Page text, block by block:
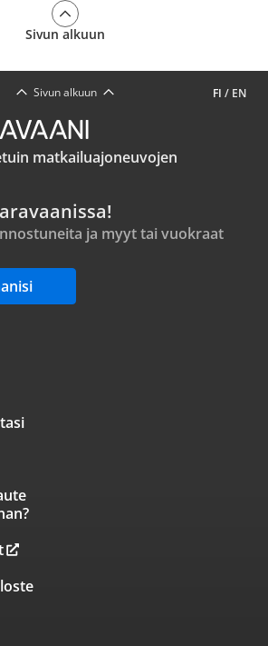
Sivun alkuun
FI / EN
Sivun alkuun
matkailuajoneuvojen
ja myyt tai vuokraat